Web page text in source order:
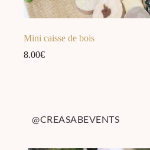
Mini caisse de bois
8.00€
@CREASABEVENTS